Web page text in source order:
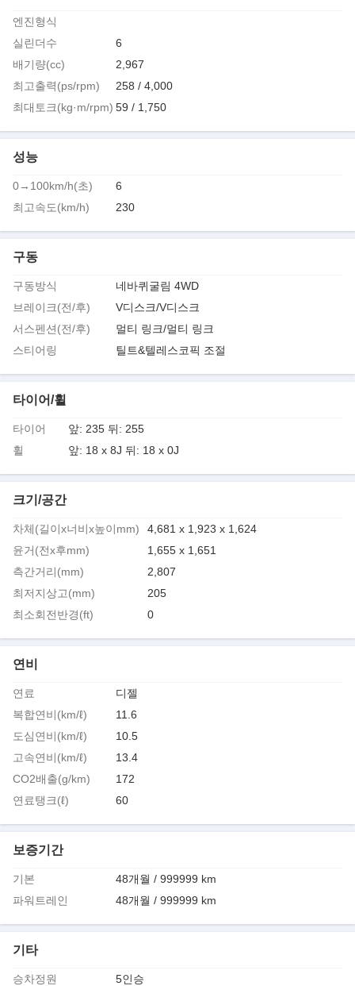
엔진형식
실린더수
6
배기량(cc)
2,967
최고출력(ps/rpm)
258 / 4,000
최대토크(kg·m/rpm) 59 / 1,750
성능
0→100km/h(초)
6
최고속도(km/h)
230
구동
구동방식
네바퀴굴림 4WD
브레이크(전/후)
V디스크/V디스크
서스펜션(전/후)
멀티 링크/멀티 링크
스티어링
틸트&텔레스코픽 조절
타이어/휠
타이어
앞: 235 뒤: 255
휠
앞: 18 x 8J 뒤: 18 x 0J
크기/공간
차체(길이x너비x높이mm)
4,681 x 1,923 x 1,624
윤거(전x후mm)
1,655 x 1,651
측간거리(mm)
2,807
최저지상고(mm)
205
최소회전반경(ft)
0
연비
연료
디젤
복합연비(km/ℓ)
11.6
도심연비(km/ℓ)
10.5
고속연비(km/ℓ)
13.4
CO2배출(g/km)
172
연료탱크(ℓ)
60
보증기간
기본
48개월 / 999999 km
파워트레인
48개월 / 999999 km
기타
승차정원
5인승